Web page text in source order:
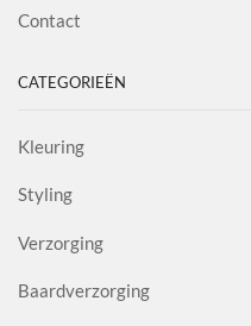
Contact
CATEGORIEËN
Kleuring
Styling
Verzorging
Baardverzorging